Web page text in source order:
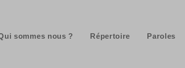
sommes nous ? Répertoire Paroles